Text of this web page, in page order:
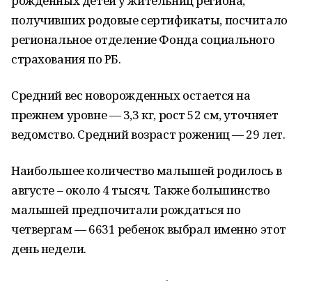
получивших родовые сертификаты, посчитало
региональное отделение Фонда социального
страхования по РБ.
Средний вес новорожденных остается на
прежнем уровне — 3,3 кг, рост 52 см, уточняет
ведомство. Средний возраст рожениц — 29 лет.
Наибольшее количество малышей родилось в
августе – около 4 тысяч. Также большинство
малышей предпочитали рождаться по
четвергам — 6631 ребенок выбрал именно этот
день недели.